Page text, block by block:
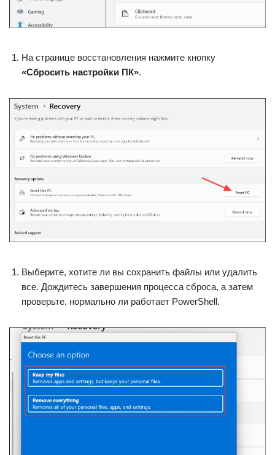
На странице восстановления нажмите кнопку
«Сбросить настройки ПК».
Выберите, хотите ли вы сохранить файлы или удалить
все. Дождитесь завершения процесса сброса, а затем
проверьте, нормально ли работает PowerShell.